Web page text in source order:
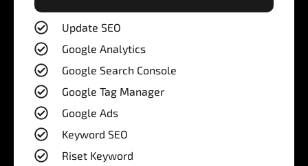
Update SEO
Google Analytics
Google Search Console
Google Tag Manager
Google Ads
Keyword SEO
Riset Keyword